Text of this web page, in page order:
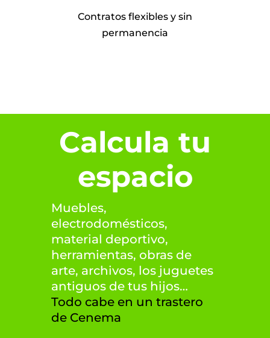
Contratos flexibles y sin
permanencia
Calcula tu
espacio
Muebles,
electrodomésticos,
material deportivo,
herramientas, obras de
arte, archivos, los juguetes
antiguos de tus hijos…
Todo cabe en un trastero
de Cenema